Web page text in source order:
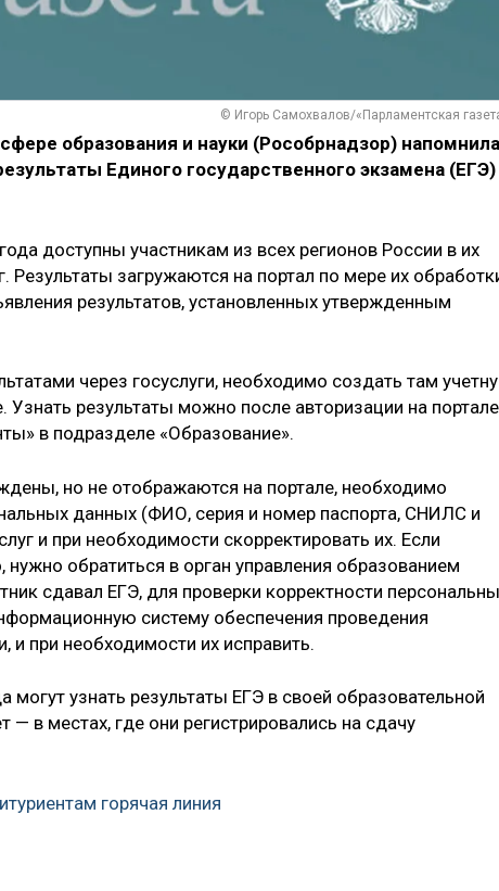
© Игорь Самохвалов/«Парламентская
образования и науки (Рособрнадзор) напомнила
Единого государственного экзамена (ЕГЭ)
доступны участникам из всех регионов России в их
Результаты загружаются на портал по мере их
результатов, установленных утвержденным
через госуслуги, необходимо создать там
результаты можно после авторизации на
в подразделе «Образование».
но не отображаются на портале, необходимо
данных (ФИО, серия и номер паспорта, СНИЛС и
и при необходимости скорректировать их. Если
обратиться в орган управления образованием
сдавал ЕГЭ, для проверки корректности
систему обеспечения проведения
и при необходимости их исправить.
могут узнать результаты ЕГЭ в своей образовательной
в местах, где они регистрировались на сдачу
горячая линия